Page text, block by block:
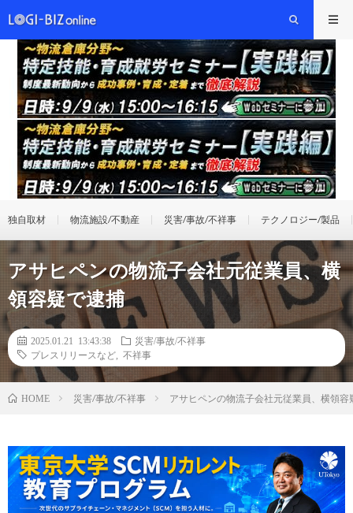
独自取材 物流施設/不動産 災害/事故/不祥事 テクノロジー/製品
アサヒペンの物流子会社元従業員、横
領容疑で逮捕
2025.01.21 13:43:38
災害/事故/不祥事
プレスリリースなど
不祥事
HOME 災害/事故/不祥事 アサヒペンの物流子会社元従業員、横領容